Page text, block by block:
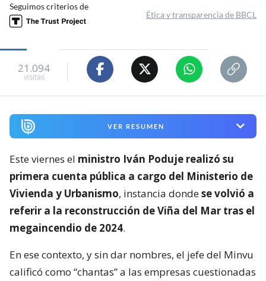
Seguimos criterios de
Ética y transparencia de BBCL
21.094
visitas
VER RESUMEN
Este viernes el ministro Iván Poduje realizó su
primera cuenta pública a cargo del Ministerio de
Vivienda y Urbanismo, instancia dondese volvió a
referir a la reconstrucción de Viña del Mar tras el
megaincendio de 2024.
En ese contexto, y sin dar nombres, el jefe del Minvu
calificó como “chantas” a las empresas cuestionadas